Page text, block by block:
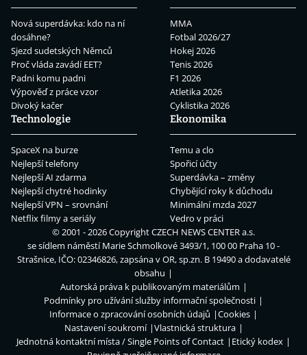
Nová superdávka: kdo na ní
dosáhne?
Sjezd sudetských Němců
Proč vláda zavádí EET?
Padni komu padni
Výpověď z práce vzor
Divoký kačer
MMA
Fotbal 2026/27
Hokej 2026
Tenis 2026
F1 2026
Atletika 2026
Cyklistika 2026
Technologie
SpaceX na burze
Nejlepší telefony
Nejlepší AI zdarma
Nejlepší chytré hodinky
Nejlepší VPN – srovnání
Netflix filmy a seriály
Ekonomika
Temu a clo
Spořicí účty
Superdávka – změny
Chybějící roky k důchodu
Minimální mzda 2027
Vedro v práci
© 2001 - 2026 CopyrightCZECH NEWS CENTER a.s.
se sídlem náměstí Marie Schmolkové 3493/1, 100 00 Praha 10 -
Strašnice, IČO: 02346826, zapsána v OR, sp.zn. B 19490 a dodavatelé
obsahu
Autorská práva k publikovaným materiálům
Podmínky pro užívání služby informační společnosti
Informace o zpracování osobních údajů
Cookies
Nastavení soukromí
Vlastnická struktura
Jednotná kontaktní místa / Single Points of Contact
Etický kodex